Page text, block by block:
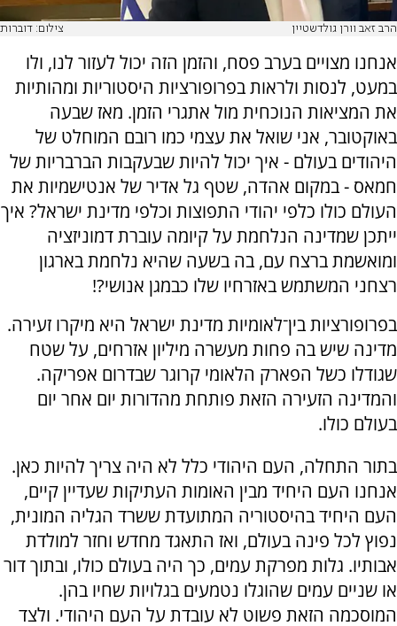
הרב זאב וורן גולדשטיין צילום: דוברות
אנחנו מצויים בערב פסח, והזמן הזה יכול לעזור לנו, ולו
במעט, לנסות ולראות בפרופורציות היסטוריות ומהותיות
את המציאות הנוכחית מול אתגרי הזמן. מאז שבעה
באוקטובר, אני שואל את עצמי כמו רובם המוחלט של
היהודים בעולם - איך יכול להיות שבעקבות הברבריות של
חמאס - במקום אהדה, שטף גל אדיר של אנטישמיות את
העולם כולו כלפי יהודי התפוצות וכלפי מדינת ישראל? איך
ייתכן שמדינה הנלחמת על קיומה עוברת דמוניזציה
ומואשמת ברצח עם, בה בשעה שהיא נלחמת בארגון
רצחני המשתמש באזרחיו שלו כבמגן אנושי?!
בפרופורציות בין־לאומיות מדינת ישראל היא מיקרו זעירה.
מדינה שיש בה פחות מעשרה מיליון אזרחים, על שטח
שגודלו כשל הפארק הלאומי קרוגר שבדרום אפריקה.
והמדינה הזעירה הזאת פותחת מהדורות יום אחר יום
בעולם כולו.
בתור התחלה, העם היהודי כלל לא היה צריך להיות כאן.
אנחנו העם היחיד מבין האומות העתיקות שעדיין קיים,
העם היחיד בהיסטוריה המתועדת ששרד הגליה המונית,
נפוץ לכל פינה בעולם, ואז התאגד מחדש וחזר למולדת
אבותיו. גלות מפרקת עמים, כך היה בעולם כולו, ובתוך דור
או שניים עמים שהוגלו נטמעים בגלויות שחיו בהן.
המוסכמה הזאת פשוט לא עובדת על העם היהודי. ולצד